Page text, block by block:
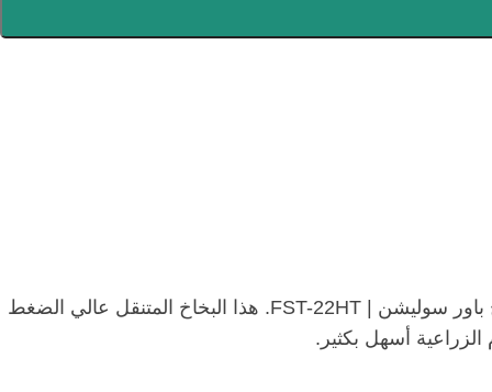
هل تبحث عن حل فعّال ومرن لمكافحة الآفات وضمان صحة وحيوية محاصيلك؟ لا داعي للبحث أكثر، فالخيار هو بخاخ باور سوليشن | FST-22HT. هذا البخاخ المتنقل عالي الضغط
الزراعية أسهل بكثير.